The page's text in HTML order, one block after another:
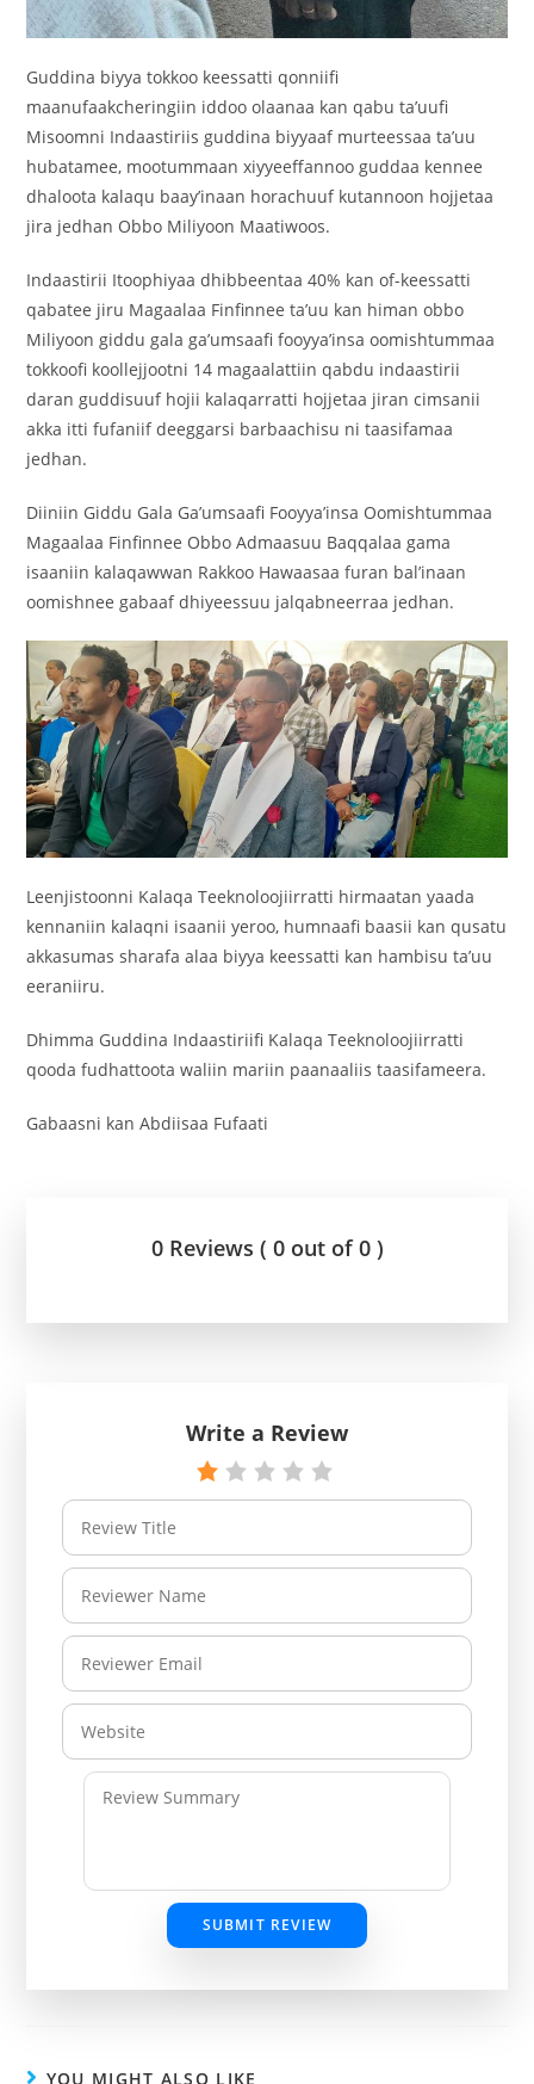
Guddina biyya tokkoo keessatti qonniifi
maanufaakcheringiin iddoo olaanaa kan qabu ta’uufi
Misoomni Indaastiriis guddina biyyaaf murteessaa ta’uu
hubatamee, mootummaan xiyyeeffannoo guddaa kennee
dhaloota kalaqu baay’inaan horachuuf kutannoon hojjetaa
jira jedhan Obbo Miliyoon Maatiwoos.
Indaastirii Itoophiyaa dhibbeentaa 40% kan of-keessatti
qabatee jiru Magaalaa Finfinnee ta’uu kan himan obbo
Miliyoon giddu gala ga’umsaafi fooyya’insa oomishtummaa
tokkoofi koollejjootni 14 magaalattiin qabdu indaastirii
daran guddisuuf hojii kalaqarratti hojjetaa jiran cimsanii
akka itti fufaniif deeggarsi barbaachisu ni taasifamaa
jedhan.
Diiniin Giddu Gala Ga’umsaafi Fooyya’insa Oomishtummaa
Magaalaa Finfinnee Obbo Admaasuu Baqqalaa gama
isaaniin kalaqawwan Rakkoo Hawaasaa furan bal’inaan
oomishnee gabaaf dhiyeessuu jalqabneerraa jedhan.
Leenjistoonni Kalaqa Teeknoloojiirratti hirmaatan yaada
kennaniin kalaqni isaanii yeroo, humnaafi baasii kan qusatu
akkasumas sharafa alaa biyya keessatti kan hambisu ta’uu
eeraniiru.
Dhimma Guddina Indaastiriifi Kalaqa Teeknoloojiirratti
qooda fudhattoota waliin mariin paanaaliis taasifameera.
Gabaasni kan Abdiisaa Fufaati
0 Reviews ( 0 out of 0 )
Write a Review
SUBMIT REVIEW
YOU MIGHT ALSO LIKE